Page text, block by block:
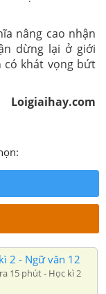
nâng cao nhận
dừng lại ở giới
có khát vọng bứt
Loigiaihay.com
2 - Ngữ văn 12
15 phút - Học kì 2